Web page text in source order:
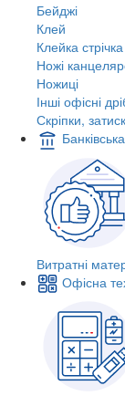
Бейджі
Клей
Клейка
Ножі
Ножиці
Інші офісні
Скріпки,
Витратні
Офісна